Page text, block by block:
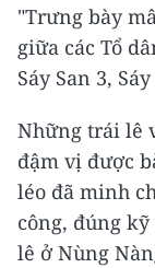
"Trưng bày
giữa các Tổ
Sáy San 3,
Những trái lê
đậm vị được
léo đã minh
công, đúng
lê ở Nùng